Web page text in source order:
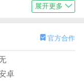
，帮助你表达你独
可以防止用户隐私
全。
会说话，说出你
展开更多
官方合作
卓